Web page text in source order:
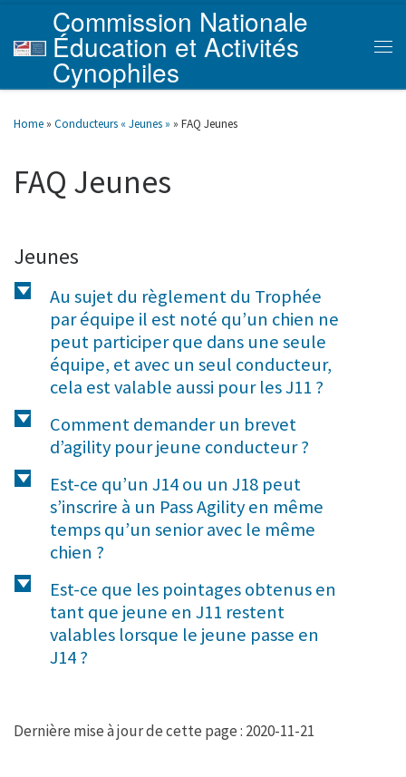
Skip to content
Commission Nationale
Éducation et Activités
Cynophiles
Home » Conducteurs « Jeunes » » FAQ Jeunes
FAQ Jeunes
Jeunes
d
Au sujet du règlement du Trophée
par équipe il est noté qu’un chien ne
peut participer que dans une seule
équipe, et avec un seul conducteur,
cela est valable aussi pour les J11 ?
d
Comment demander un brevet
d’agility pour jeune conducteur ?
d
Est-ce qu’un J14 ou un J18 peut
s’inscrire à un Pass Agility en même
temps qu’un senior avec le même
chien ?
d
Est-ce que les pointages obtenus en
tant que jeune en J11 restent
valables lorsque le jeune passe en
J14 ?
Dernière mise à jour de cette page : 2020-11-21